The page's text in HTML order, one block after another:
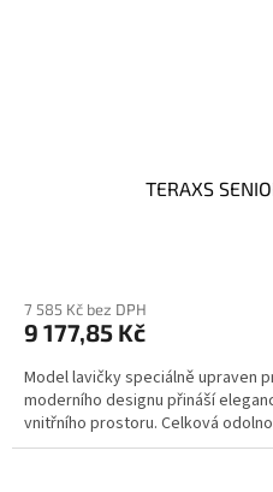
TERAXS
7 585 Kč bez DPH
9 177,85 Kč
Model lavičky speciálně upraven
moderního designu přináší
vnitřního prostoru. Celková